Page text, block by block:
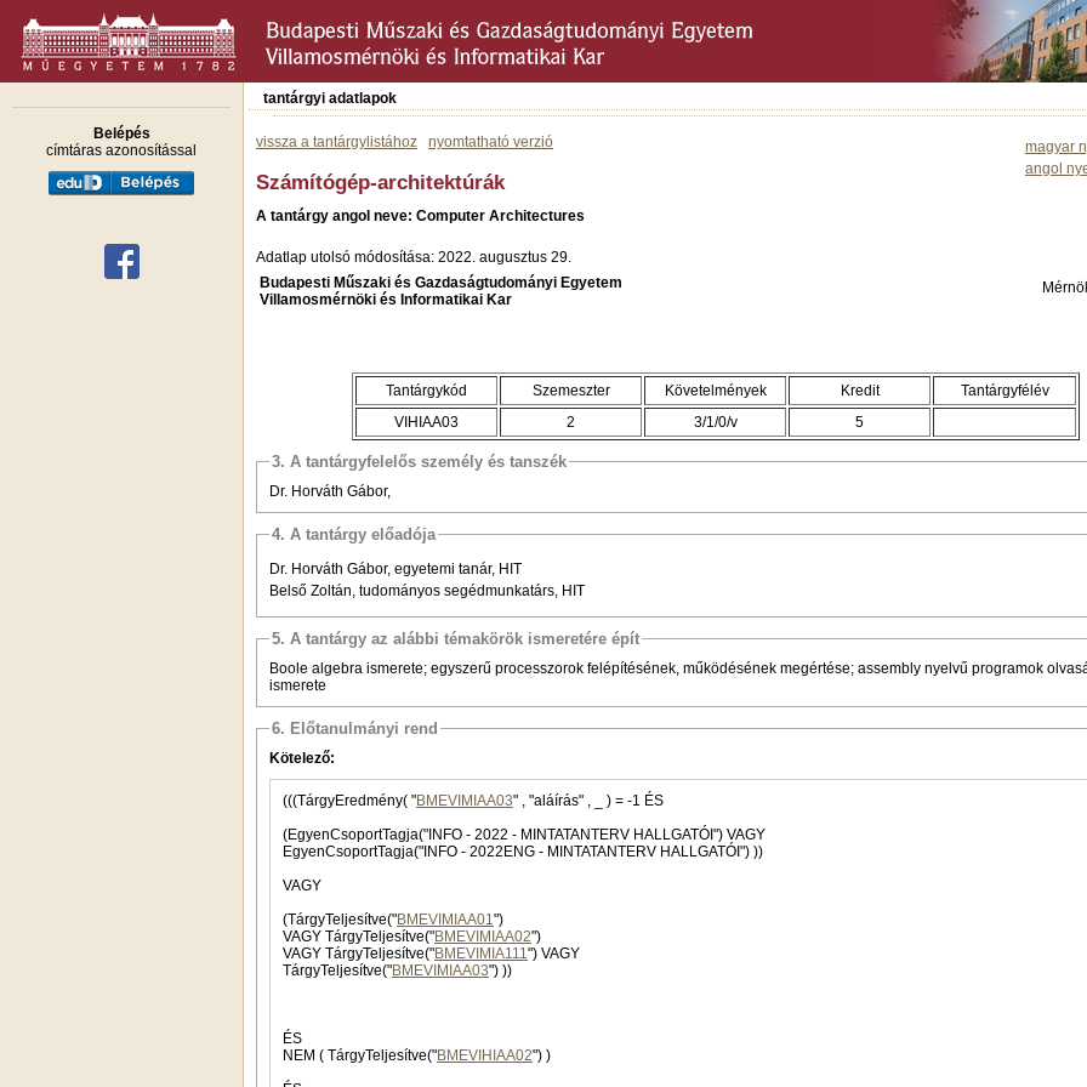
Belépés
címtáras azonosítással
tantárgyi adatlapok
magyar
angol
vissza a tantárgylistához nyomtatható verzió
Számítógép-architektúrák
A tantárgy angol neve: Computer Architectures
Adatlap utolsó módosítása: 2022. augusztus 29.
Budapesti Műszaki és Gazdaságtudományi Egyetem
Villamosmérnöki és Informatikai Kar
Tantárgykód Szemeszter Követelmények Kredit
Tantárgyfélév
VIHIAA03
2 3/1/0/v 5
3. A tantárgyfelelős személy és tanszék
Dr. Horváth Gábor,
4. A tantárgy előadója
Dr. Horváth Gábor, egyetemi tanár, HIT
Belső Zoltán, tudományos segédmunkatárs, HIT
5. A tantárgy az alábbi témakörök ismeretére épít
Boole algebra ismerete; egyszerű processzorok felépítésének, működésének megértése; assembly nyelvű programok
ismerete
6. Előtanulmányi rend
Kötelező:
(((TárgyEredmény( "BMEVIMIAA03
" , "aláírás" , _ ) = -1 ÉS
(EgyenCsoportTagja("INFO - 2022 - MINTATANTERV HALLGATÓI") VAGY
EgyenCsoportTagja("INFO - 2022ENG - MINTATANTERV HALLGATÓI") ))
VAGY
(TárgyTeljesítve("BMEVIMIAA01")
VAGY TárgyTeljesítve("BMEVIMIAA02")
VAGY TárgyTeljesítve("BMEVIMIA111
") VAGY
TárgyTeljesítve("BMEVIMIAA03") ))
ÉS
NEM ( TárgyTeljesítve("BMEVIHIAA02") )